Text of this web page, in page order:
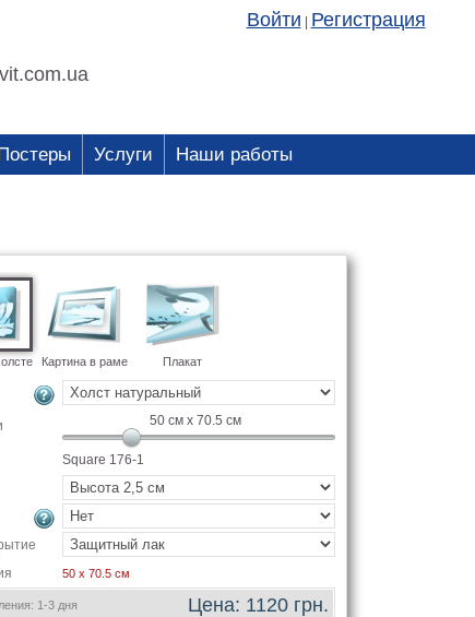
Войти Регистрация
Услуги Наши работы
Картина в раме Плакат
50см x 70.5 см
Square 176-1
50 x 70.5 см
1-3 дня Цена: 1120 грн.